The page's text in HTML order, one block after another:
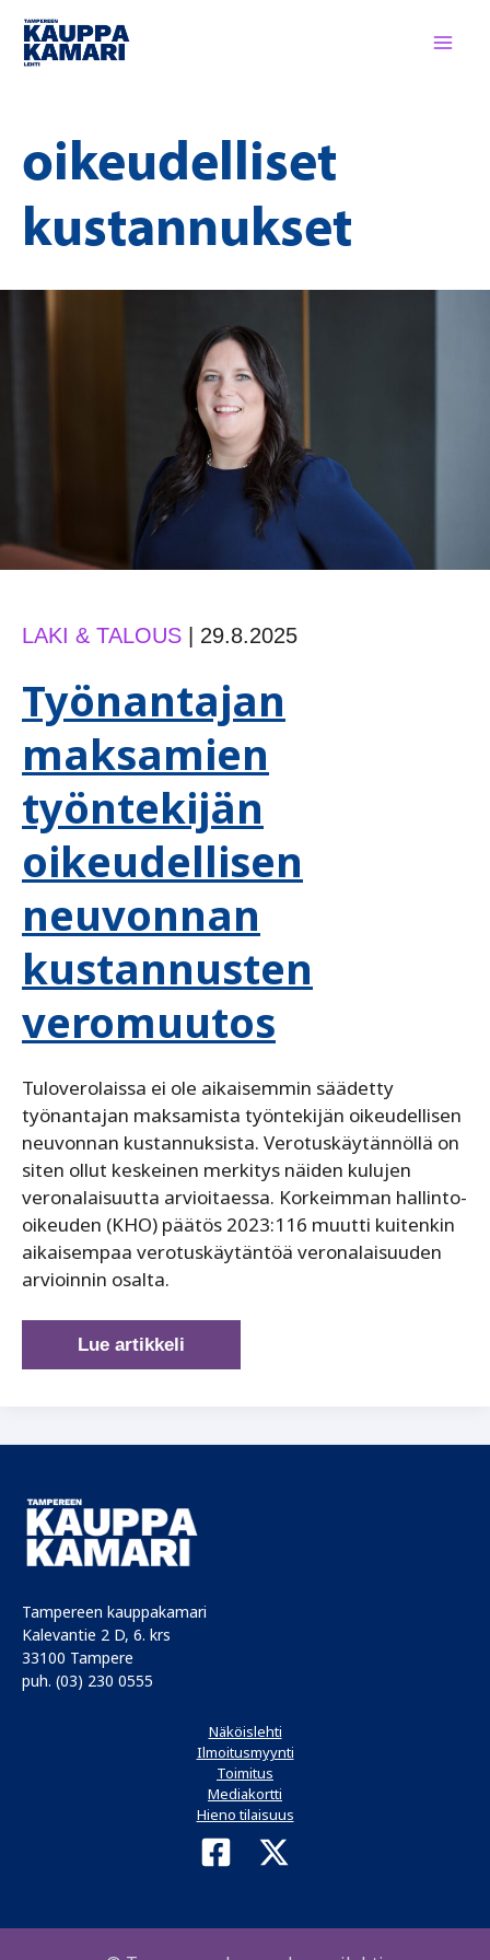
Siirry
sisältöön
oikeudelliset
kustannukset
LAKI & TALOUS 29.8.2025
Työnantajan
maksamien
työntekijän
oikeudellisen
neuvonnan
kustannusten
veromuutos
Tuloverolaissa ei ole aikaisemmin säädetty
työnantajan maksamista työntekijän oikeudellisen
neuvonnan kustannuksista. Verotuskäytännöllä on
siten ollut keskeinen merkitys näiden kulujen
veronalaisuutta arvioitaessa. Korkeimman hallinto-
oikeuden (KHO) päätös 2023:116 muutti kuitenkin
aikaisempaa verotuskäytäntöä veronalaisuuden
arvioinnin osalta.
Työnantajan
maksamien
veromuutos
Lue artikkeli
Tampereen kauppakamari
Kalevantie 2 D, 6. krs
33100 Tampere
puh. (03) 230 0555
Näköislehti
Ilmoitusmyynti
Toimitus
Mediakortti
Hieno tilaisuus